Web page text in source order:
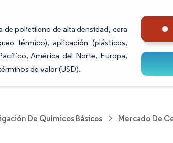
polietileno de alta densidad, cera
térmico), aplicación (plásticos,
América del Norte, Europa,
de valor (USD).
De Químicos Básicos Mercado De